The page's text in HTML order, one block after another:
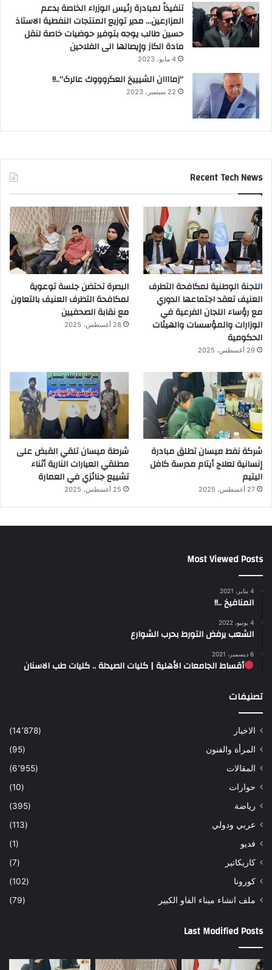
تنفيذاً لمبادرة رئيس الوزراء الخاصة بدعم
المزارعين… مدير توزيع المنتجات النفطية الاستاذ
حسين طالب يوجه بتوفير حوضيات خاصة لنقل
مادة الكاز وإيصالها الى الفلاحين
4 مايو، 2023
“زماااان الشيييخ العگروووك عالرگ”..!!
22 سبتمبر، 2023
Recent Tech News
اللجنة الوطنية لمكافحة التطرف
العنيف تعقد اجتماعها الدوري
مع رؤساء اللجان الفرعية في
الوزارات والمؤسسات والهيئات
الحكومية
29 أغسطس، 2025
البصرة تحتضن جلسة توعوية
لمكافحة التطرف العنيف بالتعاون
مع نقابة الصحفيين
28 أغسطس، 2025
شركة نفط ميسان تطلق مبادرة
إنسانية لعلاج أيتام مدرسة كافل
اليتيم
27 أغسطس، 2025
شرطة ميسان تلقي القبض على
مطلقي العيارات النارية أثناء
تشييع جنائزي في العمارة
25 أغسطس، 2025
Most Viewed Posts
4 يناير، 2021
المنافيخ ..!!
4 يونيو، 2022
الشعب يرفض التورط بحرب الشوارع
6 ديسمبر، 2021
أقساط الجامعات الأهلية | كليات الصيدلة .. كليات طب الاسنان
تصنيفات
الاخبار
(14٬878)
المرأة والفنون
(95)
المقالات
(6٬955)
حوارات
(10)
رياضة
(395)
عربي ودولي
(113)
فديو
(1)
كاريكاتير
(7)
كورونا
(102)
ملف انشاء ميناء الفاو الكبير
(79)
Last Modified Posts